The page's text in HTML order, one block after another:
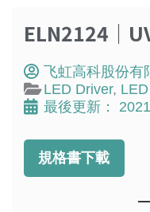
ELN2124｜
飞虹高科股份有
LED Driver,
最後更新：
規格書下載